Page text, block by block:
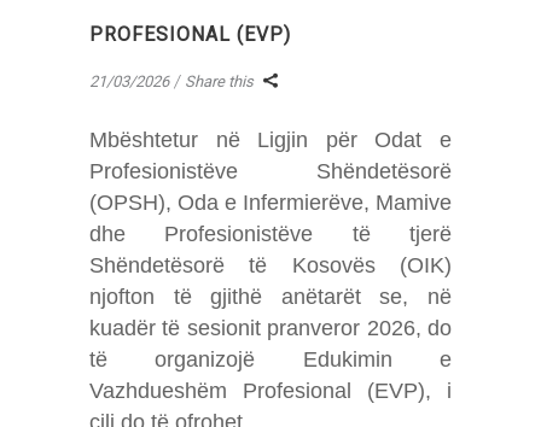
PROFESIONAL (EVP)
21/03/2026 Share this
Mbështetur në Ligjin për Odat e
Profesionistëve Shëndetësorë
(OPSH), Oda e Infermierëve, Mamive
dhe Profesionistëve të tjerë
Shëndetësorë të Kosovës (OIK)
njofton të gjithë anëtarët se, në
kuadër të sesionit pranveror 2026, do
të organizojë Edukimin e
Vazhdueshëm Profesional (EVP), i
cili do të ofrohet